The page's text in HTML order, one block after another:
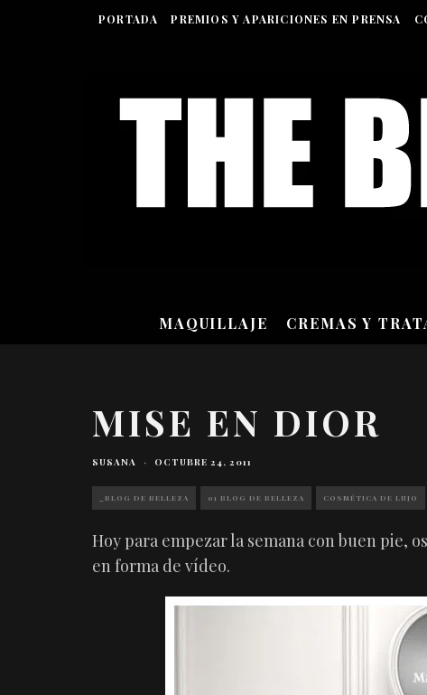
PORTADA PREMIOS Y APARICIONES EN PRENSA
MAQUILLAJE CREMAS Y
MISE EN DIOR
SUSANA · OCTUBRE 24, 2011
_BLOG DE BELLEZA 01 BLOG DE BELLEZA COSMÉTICA DE LUJO
Hoy para empezar la semana con buen pie,
en forma de vídeo.